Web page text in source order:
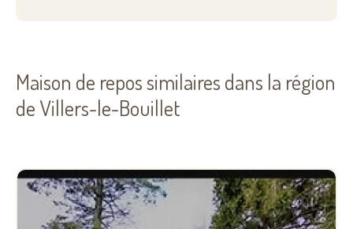
Maison de repos similaires dans la région
de Villers-le-Bouillet